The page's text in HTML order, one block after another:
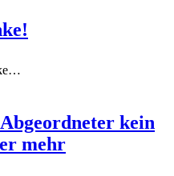
kein
mehr